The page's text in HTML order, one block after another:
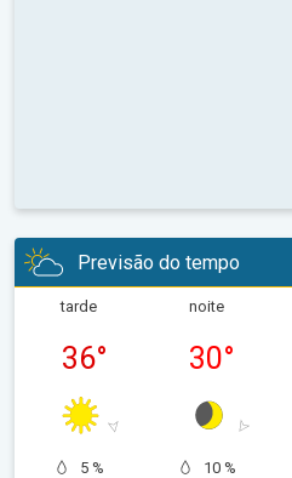
Previsão do tempo
tarde
36°
5 %
noite
30°
10 %